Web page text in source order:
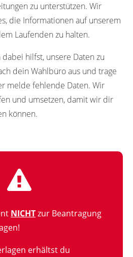
zu unterstützen. Wir
die Informationen auf unserem
Laufenden zu halten.
hilfst, unsere Daten zu
dein Wahlbüro aus und trage
melde fehlende Daten. Wir
und umsetzen, damit wir dir
können.
NICHTzur Beantragung
erhältst du